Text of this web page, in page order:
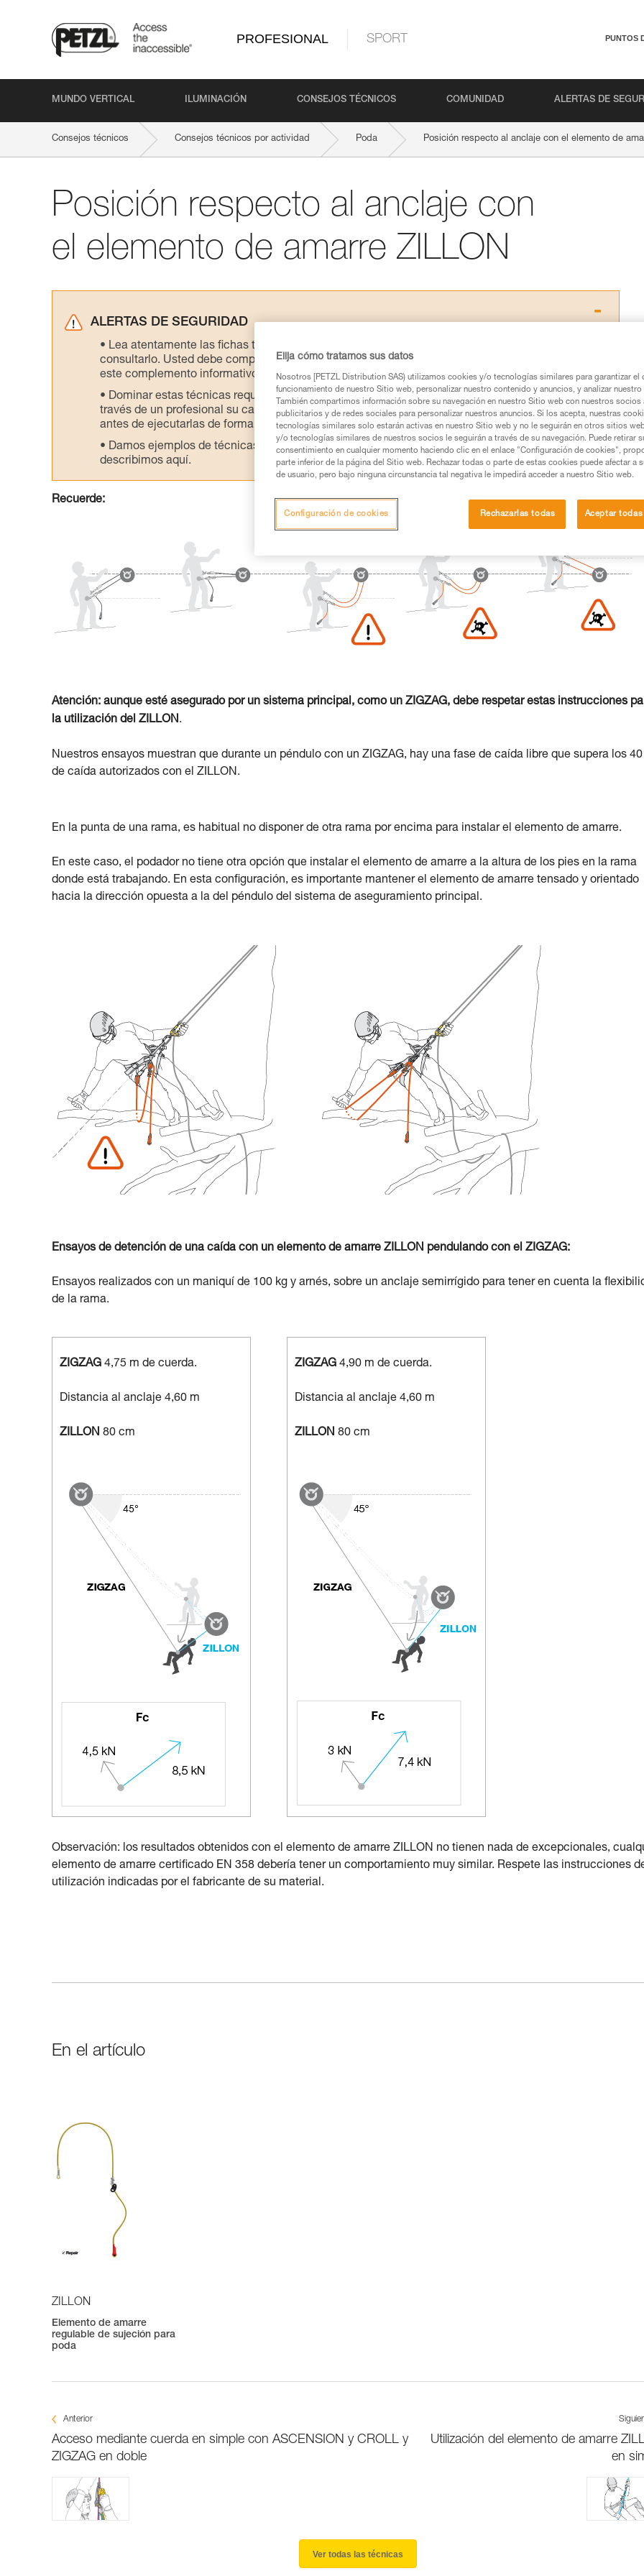
PROFESIONAL SPORT PUNTOS
MUNDO VERTICAL ILUMINACIÓN CONSEJOS TÉCNICOS COMUNIDAD ALERTAS DE
Consejos técnicos Consejos técnicos por actividad Poda Posición respecto al anclaje con el elemento de
Posición respecto al anclaje con
el elemento de amarre ZILLON
ALERTAS DE SEGURIDAD
Lea atentamente las fichas técnicas de los productos utilizados en este consejo antes de
consultarlo. Usted debe comprender la información de la ficha técnica para poder comprender
este complemento informativo.
Dominar estas técnicas requiere una formación y un entrenamiento específico. Confirme a
través de un profesional su capacidad para ejecutar estas técnicas, solo y con total seguridad,
antes de ejecutarlas de forma autónoma.
Damos ejemplos de técnicas relacionadas con su actividad. Pueden existir otras que no
describimos aquí.
Recuerde:
Atención: aunque esté asegurado por un sistema principal, como un ZIGZAG, debe respetar estas instrucciones
la utilización del ZILLON.
Nuestros ensayos muestran que durante un péndulo con un ZIGZAG, hay una fase de caída libre que supera los
de caída autorizados con el ZILLON.
En la punta de una rama, es habitual no disponer de otra rama por encima para instalar el elemento de amarre.
En este caso, el podador no tiene otra opción que instalar el elemento de amarre a la altura de los pies en la rama
donde está trabajando. En esta configuración, es importante mantener el elemento de amarre tensado y orientado
hacia la dirección opuesta a la del péndulo del sistema de aseguramiento principal.
Ensayos de detención de una caída con un elemento de amarre ZILLON pendulando con el ZIGZAG:
Ensayos realizados con un maniquí de 100 kg y arnés, sobre un anclaje semirrígido para tener en cuenta la
de la rama.
ZIGZAG 4,75 m de cuerda.
Distancia al anclaje 4,60 m
ZILLON 80 cm
ZIGZAG 4,90 m de cuerda.
Distancia al anclaje 4,60 m
ZILLON 80 cm
Observación: los resultados obtenidos con el elemento de amarre ZILLON no tienen nada de excepcionales,
elemento de amarre certificado EN 358 debería tener un comportamiento muy similar. Respete las instrucciones
utilización indicadas por el fabricante de su material.
En el artículo
ZILLON
Elemento de amarre
regulable de sujeción para
poda
Anterior
Acceso mediante cuerda en simple con ASCENSION y CROLL y
ZIGZAG en doble
Utilización del elemento de amarre
en
Ver todas las técnicas
Elija cómo tratamos sus datos
Nosotros [PETZL Distribution SAS) utilizamos cookies y/o tecnologías similares para garantizar el
funcionamiento de nuestro Sitio web, personalizar nuestro contenido y anuncios, y analizar
También compartimos información sobre su navegación en nuestro Sitio web con nuestros socios
publicitarios y de redes sociales para personalizar nuestros anuncios. Si los acepta, nuestras
tecnologías similares solo estarán activas en nuestro Sitio web y no le seguirán en otros sitios
y/o tecnologías similares de nuestros socios le seguirán a través de su navegación. Puede retirar
consentimiento en cualquier momento haciendo clic en el enlace "Configuración de cookies",
parte inferior de la página del Sitio web. Rechazar todas o parte de estas cookies puede afectar a
de usuario, pero bajo ninguna circunstancia tal negativa le impedirá acceder a nuestro Sitio web.
Rechazarlas todas Aceptar
Configuración de cookies